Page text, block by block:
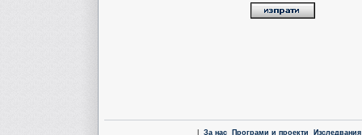
За нас Програми и проекти